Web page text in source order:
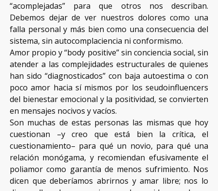
“acomplejadas” para que otros nos describan.
Debemos dejar de ver nuestros dolores como una
falla personal y más bien como una consecuencia del
sistema, sin autocomplaciencia ni conformismo.
Amor propio y “body positive” sin conciencia social, sin
atender a las complejidades estructurales de quienes
han sido “diagnosticados” con baja autoestima o con
poco amor hacia sí mismos por los seudoinfluencers
del bienestar emocional y la positividad, se convierten
en mensajes nocivos y vacíos.
Son muchas de estas personas las mismas que hoy
cuestionan –y creo que está bien la crítica, el
cuestionamiento– para qué un novio, para qué una
relación monógama, y recomiendan efusivamente el
poliamor como garantía de menos sufrimiento. Nos
dicen que deberíamos abrirnos y amar libre; nos lo